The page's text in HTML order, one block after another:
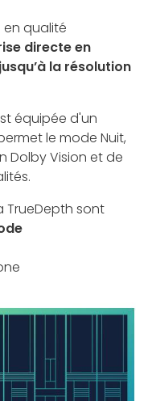
en qualité
directe en
la résolution
équipée d'un
le mode Nuit,
Dolby Vision et de
TrueDepth sont